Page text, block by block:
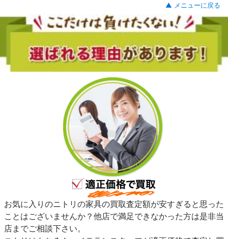
▲ メニューに戻る
お気に入りのニトリの家具の買取査定額が安すぎると思った
ことはございませんか？他店で満足できなかった方は是非当
店までご相談下さい。